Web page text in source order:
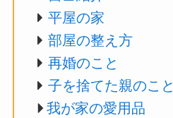
平屋の家
部屋の整え方
再婚のこと
子を捨てた親のこと
我が家の愛用品